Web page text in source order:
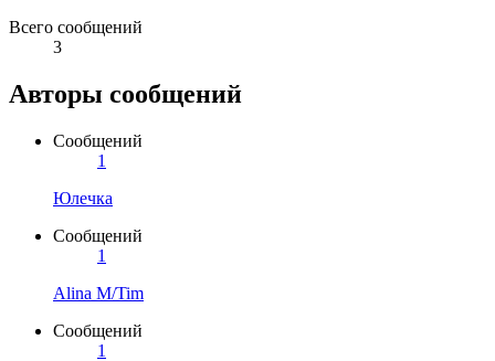
Всего сообщений
3
Авторы сообщений
Сообщений
1
Юлечка
Сообщений
1
Alina M/Tim
Сообщений
1